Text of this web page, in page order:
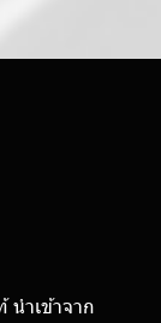
นำเข้าจาก